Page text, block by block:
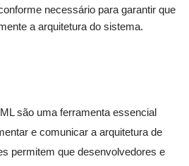
necessário para garantir que
a arquitetura do sistema.
são uma ferramenta essencial
e comunicar a arquitetura de
permitem que desenvolvedores e